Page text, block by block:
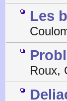
Les
Roux,